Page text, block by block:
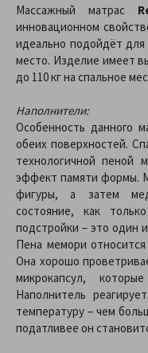
Массажный матрас
инновационном
идеально подойдёт
место. Изделие имеет
до 110 кг на спальное
Наполнители:
Особенность данного
обеих поверхностей.
технологичной пеной
эффект памяти формы.
фигуры, а затем
состояние, как
подстройки – это один
Пена мемори относится
Она хорошо
микрокапсул,
Наполнитель
температуру – чем
податливее он